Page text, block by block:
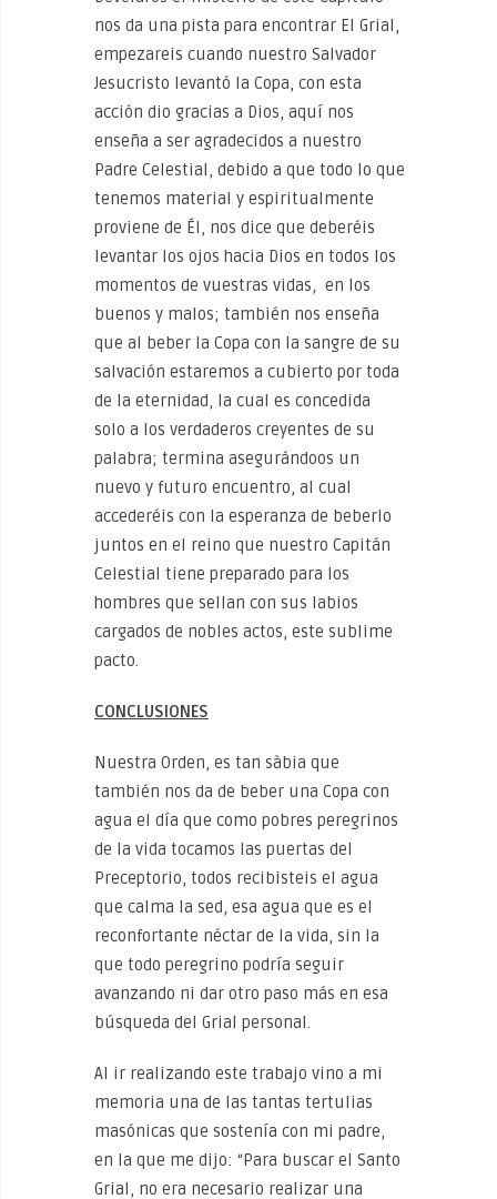
nos da una pista para encontrar El Grial,
empezareis cuando nuestro Salvador
Jesucristo levantó la Copa, con esta
acción dio gracias a Dios, aquí nos
enseña a ser agradecidos a nuestro
Padre Celestial, debido a que todo lo que
tenemos material y espiritualmente
proviene de Él, nos dice que deberéis
levantar los ojos hacia Dios en todos los
momentos de vuestras vidas, en los
buenos y malos; también nos enseña
que al beber la Copa con la sangre de su
salvación estaremos a cubierto por toda
de la eternidad, la cual es concedida
solo a los verdaderos creyentes de su
palabra; termina asegurándoos un
nuevo y futuro encuentro, al cual
accederéis con la esperanza de beberlo
juntos en el reino que nuestro Capitán
Celestial tiene preparado para los
hombres que sellan con sus labios
cargados de nobles actos, este sublime
pacto.
CONCLUSIONES
Nuestra Orden, es tan sàbia que
también nos da de beber una Copa con
agua el día que como pobres peregrinos
de la vida tocamos las puertas del
Preceptorio, todos recibisteis el agua
que calma la sed, esa agua que es el
reconfortante néctar de la vida, sin la
que todo peregrino podría seguir
avanzando ni dar otro paso más en esa
búsqueda del Grial personal.
Al ir realizando este trabajo vino a mi
memoria una de las tantas tertulias
masónicas que sostenía con mi padre,
en la que me dijo: “Para buscar el Santo
Grial, no era necesario realizar una